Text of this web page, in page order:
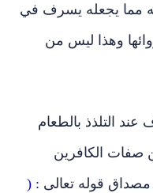
مما يجعله يسرف في
وهذا ليس من
عند التلذذ بالطعام
صفات الكافرين
: (